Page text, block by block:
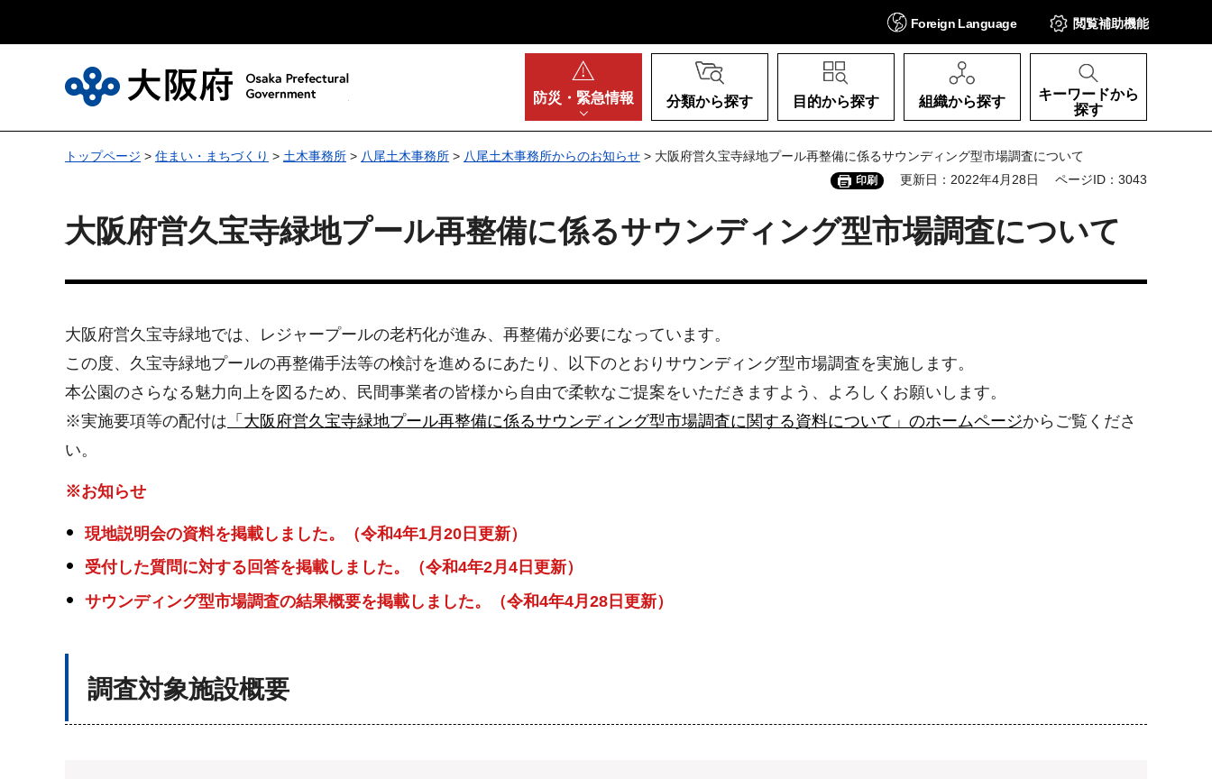
Foreign Language 閲覧補助機能
防災・ 緊急情報 分類から探す 目的から探す 組織から探す
キーワードから
探す
トップページ > 住まい・まちづくり > 土木事務所 > 八尾土木事務所 > 八尾土木事務所からのお知らせ > 大阪府営久宝寺緑地プール再整備に係るサウンディング型市場調査について
印刷 更新日：2022年4月28日 ページID：3043
大阪府営久宝寺緑地プール再整備に係るサウンディング型市場調査について
大阪府営久宝寺緑地では、レジャープールの老朽化が進み、再整備が必要になっています。
この度、久宝寺緑地プールの再整備手法等の検討を進めるにあたり、以下のとおりサウンディング型市場調査を実施します。
本公園のさらなる魅力向上を図るため、民間事業者の皆様から自由で柔軟なご提案をいただきますよう、よろしくお願いします。
※実施要項等の配付は 「大阪府営久宝寺緑地プール再整備に係るサウンディング型市場調査に関する資料について」のホームページからご覧くださ
い。
※お知らせ
現地説明会の資料を掲載しました。（令和4年1月20日更新）
受付した質問に対する回答を掲載しました。（令和4年2月4日更新）
サウンディング型市場調査の結果概要を掲載しました。（令和4年4月28日更新）
調査対象施設概要